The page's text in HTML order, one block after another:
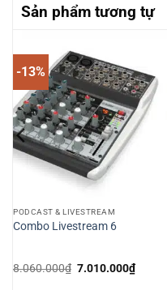
Sản phẩm tương tự
-13%
PODCAST & LIVESTREAM
Combo Livestream 6
8.060.000₫ Giá
7.010.000₫Giá
hiện